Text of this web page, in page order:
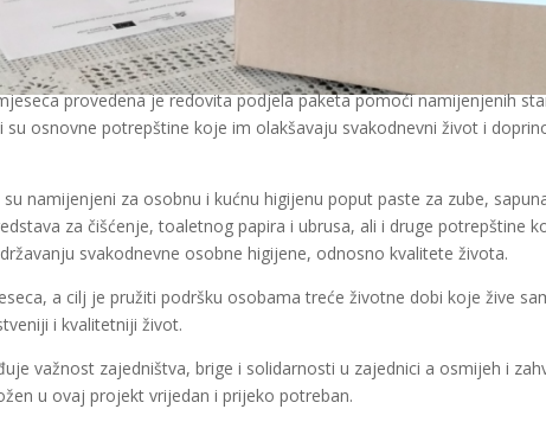
provedena je redovita podjela paketa pomoći namijenjenih
su osnovne potrepštine koje im olakšavaju svakodnevni život i
namijenjeni za osobnu i kućnu higijenu poput paste za zube,
za čišćenje, toaletnog papira i ubrusa, ali i druge potrepštine
svakodnevne osobne higijene, odnosno kvalitete života.
a cilj je pružiti podršku osobama treće životne dobi koje žive
i kvalitetniji život.
važnost zajedništva, brige i solidarnosti u zajednici a osmijeh i
u ovaj projekt vrijedan i prijeko potreban.